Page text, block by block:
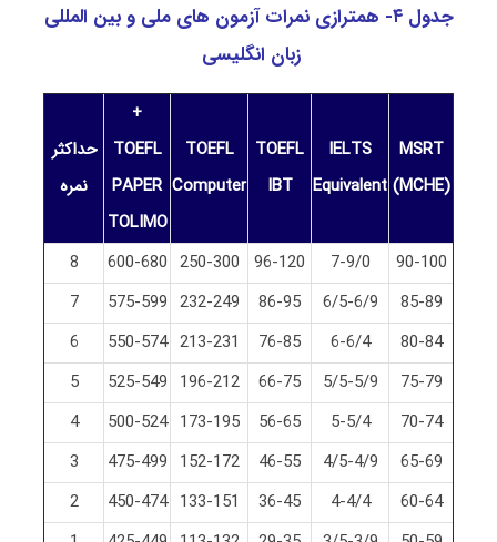
جدول ۴- همترازی نمرات آزمون های ملی و بین المللی
زبان انگلیسی
MSRT
(MCHE)
IELTS
Equivalent
TOEFL
IBT
TOEFL
Computer
+
TOEFL
PAPER
TOLIMO
حداکثر
نمره
90-100
7-9/0
96-120
250-300
600-680
8
85-89
6/5-6/9
86-95
232-249
575-599
7
80-84
6-6/4
76-85
213-231
550-574
6
75-79
5/5-5/9
66-75
196-212
525-549
5
70-74
5-5/4
56-65
173-195
500-524
4
65-69
4/5-4/9
46-55
152-172
475-499
3
60-64
4-4/4
36-45
133-151
450-474
2